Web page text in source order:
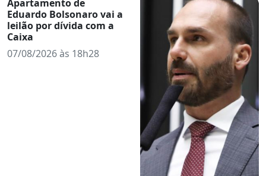
Apartamento de
Eduardo Bolsonaro vai a
leilão por dívida com a
Caixa
07/08/2026 às 18h28